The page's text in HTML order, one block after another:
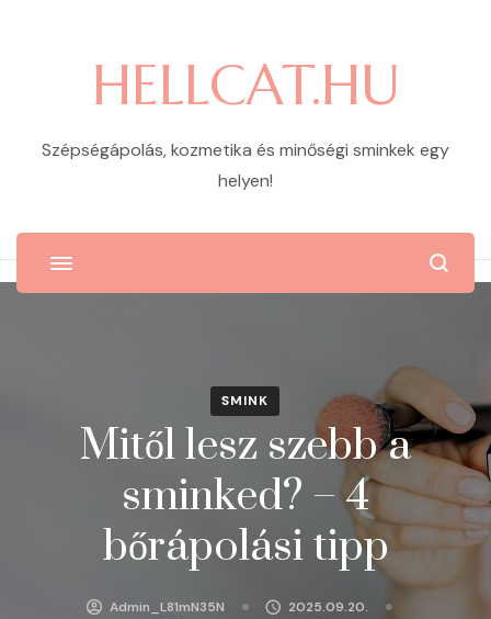
HELLCAT.HU
Szépségápolás, kozmetika és minőségi sminkek egy
helyen!
SMINK
Mitől lesz szebb a
sminked? – 4
bőrápolási tipp
Admin_L81mN35N
2025.09.20.